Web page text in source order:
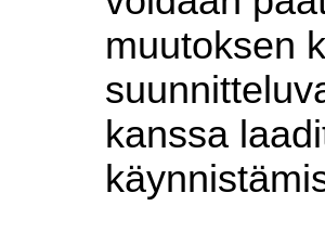
muutoksen
kanssa